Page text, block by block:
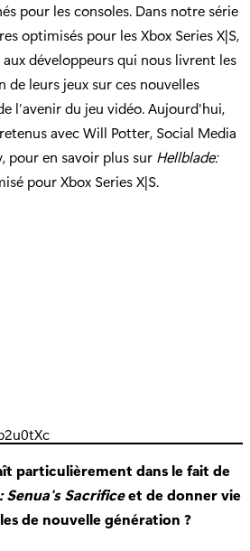
pour les consoles. Dans notre série
optimisés pour les Xbox Series X|S,
développeurs qui nous livrent les
de leurs jeux sur ces nouvelles
l’avenir du jeu vidéo. Aujourd'hui,
avec Will Potter, Social Media
pour en savoir plus sur Hellblade:
pour Xbox Series X|S.
particulièrement dans le fait de
Senua's Sacrificeet de donner vie
de nouvelle génération ?